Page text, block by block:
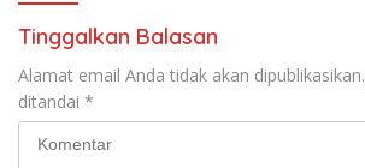
Tinggalkan Balasan
Alamat email Anda tidak akan dipublikasikan.
ditandai *